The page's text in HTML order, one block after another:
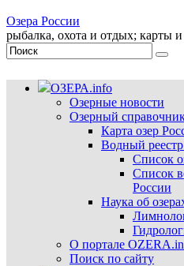
Озера России
рыбалка, охота и отдых; карты
ОЗЕРА.info
Озерные новости
Озерный
Карта озер
Водный
Список
Список
России
Наука об
О портале
Поиск по сайту